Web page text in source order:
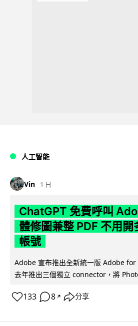
人工智能
Vin 1 日
ChatGPT 免費呼叫
體修圖兼整 PDF 不用開
帳號
Adobe 宣布推出全新統一版 Adobe for
去年推出三個獨立 connector，將
133 8 ↗ 分享